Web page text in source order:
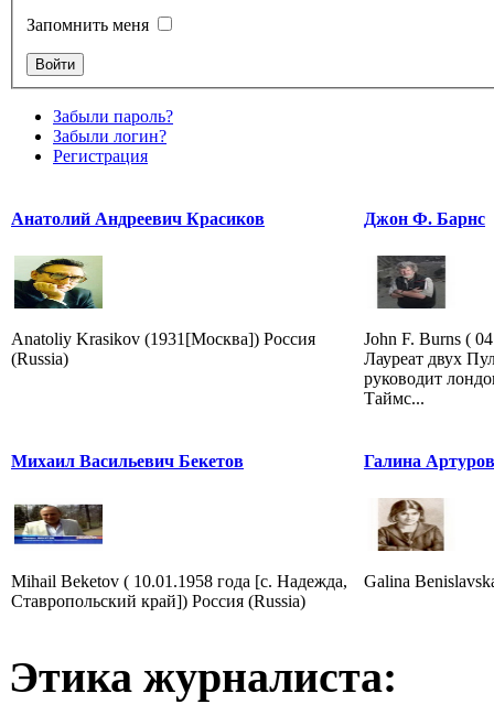
Запомнить меня
Забыли пароль?
Забыли логин?
Регистрация
Анатолий Андреевич Красиков
Anatoliy Krasikov (1931[Москва]) Россия
(Russia)
Джон Ф. Барнс
John F. Burns (
Лауреат двух
руководит
Таймс...
Михаил Васильевич Бекетов
Mihail Beketov ( 10.01.1958 года [с. Надежда,
Ставропольский край]) Россия (Russia)
Галина
Galina
Этика журналиста: